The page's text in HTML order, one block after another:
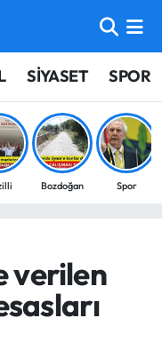
SİYASET SPOR
Bozdoğan Spor
verilen